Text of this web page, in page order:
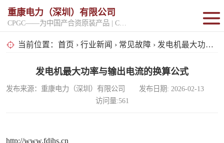
重康电力（深圳）有限公司
当前位置： 首页 › 行业新闻 › 常见故障 › 发电机最大功率与输出电流的换算公式
发电机最大功率与输出电流的换算公式
发布来源：重康电力（深圳）有限公司 发布日期: 2026-02-13
访问量:561
http://www.fdjhs.cn
固定开架式
超静音型
移动电站